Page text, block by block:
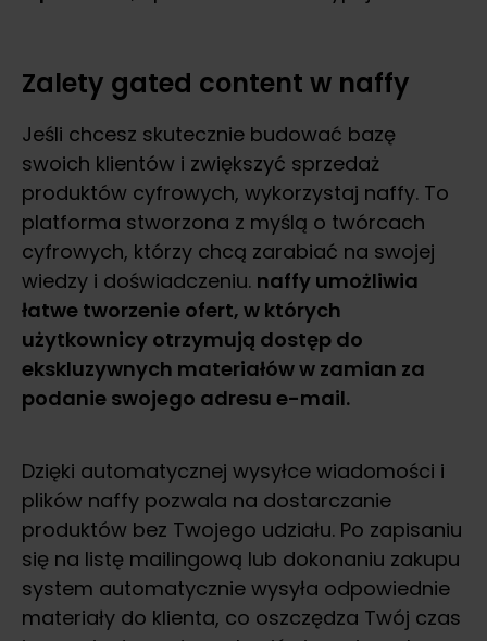
Zalety gated content w naffy
Jeśli chcesz skutecznie budować bazę
swoich klientów i zwiększyć sprzedaż
produktów cyfrowych, wykorzystaj naffy. To
platforma stworzona z myślą o twórcach
cyfrowych, którzy chcą zarabiać na swojej
wiedzy i doświadczeniu. naffy umożliwia
łatwe tworzenie ofert, w których
użytkownicy otrzymują dostęp do
ekskluzywnych materiałów w zamian za
podanie swojego adresu e-mail.
Dzięki automatycznej wysyłce wiadomości i
plików naffy pozwala na dostarczanie
produktów bez Twojego udziału. Po zapisaniu
się na listę mailingową lub dokonaniu zakupu
system automatycznie wysyła odpowiednie
materiały do klienta, co oszczędza Twój czas